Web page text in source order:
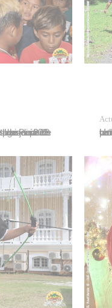
Une quarantaine de jeunes gens